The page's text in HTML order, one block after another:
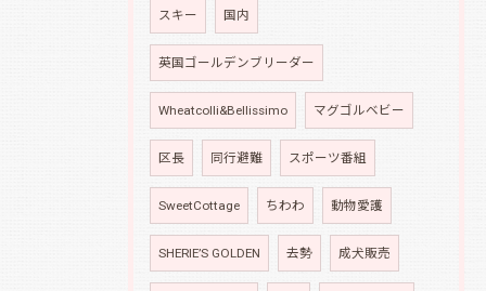
スキー 国内
英国ゴールデンブリーダー
Wheatcolli&Bellissimo マグゴルベビー
区長 同行避難 スポーツ番組
SweetCottage ちわわ 動物愛護
SHERIE’S GOLDEN 去勢 成犬販売